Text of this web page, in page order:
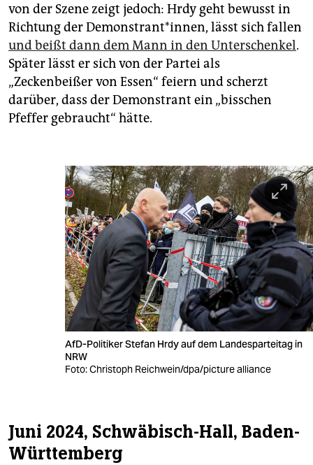
von der Szene zeigt jedoch: Hrdy geht bewusst in
Richtung der Demonstrant*innen, lässt sich fallen
und beißt dann dem Mann in den Unterschenkel.
Später lässt er sich von der Partei als
„Zeckenbeißer von Essen“ feiern und scherzt
darüber, dass der Demonstrant ein „bisschen
Pfeffer gebraucht“ hätte.
AfD-Politiker Stefan Hrdy auf dem Landesparteitag in
NRW
Foto: Christoph Reichwein/dpa/picture alliance
Juni 2024, Schwäbisch-Hall, Baden-
Württemberg